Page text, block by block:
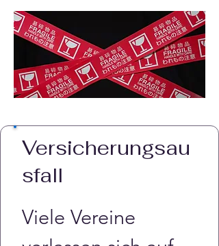
Versicherungsau
sfall
Viele Vereine